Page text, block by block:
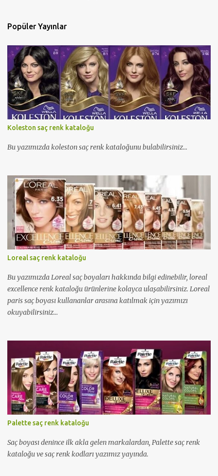
Popüler Yayınlar
Koleston saç renk kataloğu
Bu yazımızda koleston saç renk kataloğunu bulabilirsiniz...
Loreal saç renk kataloğu
Bu yazımızda Loreal saç boyaları hakkında bilgi edinebilir, loreal
excellence renk kataloğu ürünlerine kolayca ulaşabilirsiniz. Loreal
paris saç boyası kullananlar arasına katılmak için yazımızı
okuyabilirsiniz...
Palette saç renk kataloğu
Saç boyası denince ilk akla gelen markalardan, Palette saç renk
kataloğu ve saç renk kodları yazımız yayında.